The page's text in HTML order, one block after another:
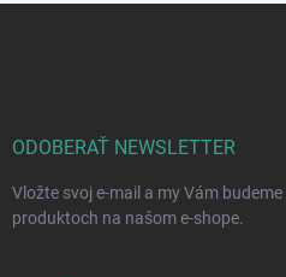
ODOBERAŤ NEWSLETTER
Vložte svoj e-mail a my Vám
produktoch na našom e-shope.